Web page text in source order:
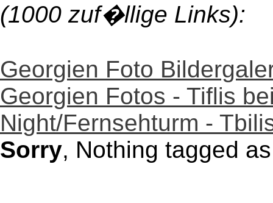
(1000 zuf�llige Links):
Georgien Foto
Georgien Fotos - Tiflis
Night/Fernsehturm -
Sorry, Nothing tagged